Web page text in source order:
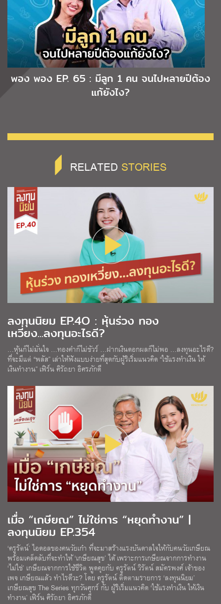
พอง พอง EP. 65 : มีลูก 1 คน จนไปหลายปีต้อง
แก้ยังไง?
RELATED STORIES
ลงทุนนิยม EP.4O : หุ้นร่วง ทอง
เหวี่ยง...ลงทุนอะไรดี?
…หุ้นก็ไม่มั่นใจ …ทองคำก็ไม่ชัวร์ …ฝากเงินดอกผลก็ไม่พอ …ลงทุนอะไรดี?
ที่จะมีแต่ “พลัส” เล่าให้ฟังแบบง่ายที่สุดกับผู้ริเริ่มแนวคิด “ใช้แรงทำเงิน ให้
เงินทำงาน” เฟิร์น ศิรัถยา อิศรภักดี
เมื่อ “เกษียณ” ไม่ใช่การ “หยุดทำงาน” |
ลงทุนนิยม EP.354
‘ครูรัตน์’ ไอดอลของคนวัยเก๋า ที่จะมาสร้างแรงบันดาลใจให้กับคนวัยเกษียณ
พร้อมเคล็ดลับที่จะทำให้ ‘เกษียณสุข’ ได้ เพราะการเกษียณจากการทำงาน
‘ไม่ใช่’ เกษียณจากการใช้ชีวิต พูดคุยกับ ครูรัตน์ วิรัตน์ สมัครพงศ์ เจ้าของ
เพจ เกษียณแล้ว ทำไรดีวะ? โดย ครูรัตน์ ติดตามรายการ ‘ลงทุนนิยม’
เกษียณสุข The Series ทุกวันศุกร์ กับ ผู้ริเริ่มแนวคิด ‘ใช้แรงทำเงิน ให้เงิน
ทำงาน’ เฟิร์น ศิรัถยา อิศรภักดี